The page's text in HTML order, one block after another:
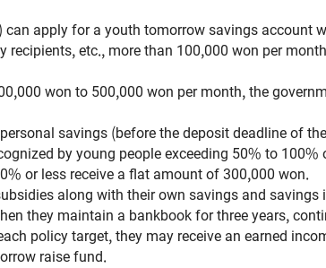
apply for a youth tomorrow savings account
etc., more than 100,000 won per
won to 500,000 won per month, the
savings (before the deposit deadline of
by young people exceeding 50% to
or less receive a flat amount of 300,000 won.
along with their own savings and savings
they maintain a bankbook for three years,
policy target, they may receive an earned
raise fund.